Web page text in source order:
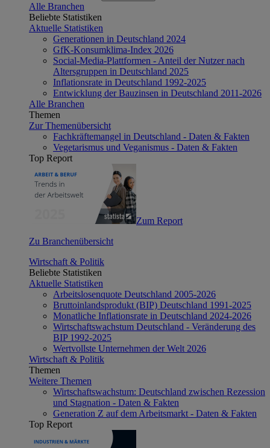
Alle Branchen
Beliebte Statistiken
Aktuelle Statistiken
Generationen in Deutschland 2024
GfK-Konsumklima-Index 2026
Social-Media-Plattformen - Anteil der Nutzer nach
Altersgruppen in Deutschland 2025
Inflationsrate in Deutschland 1992-2025
Entwicklung der Bauzinsen in Deutschland 2011-2026
Alle Branchen
Themen
Zur Themenübersicht
Fachkräftemangel in Deutschland - Daten & Fakten
Vegetarismus und Veganismus - Daten & Fakten
Top Report
Zum Report
Zu Branchenübersicht
Wirtschaft & Politik
Beliebte Statistiken
Aktuelle Statistiken
Arbeitslosenquote Deutschland 2005-2026
Bruttoinlandsprodukt (BIP) Deutschland 1991-2025
Monatliche Inflationsrate in Deutschland 2024-2026
Wirtschaftswachstum Deutschland - Veränderung des
BIP 1992-2025
Wertvollste Unternehmen der Welt 2026
Wirtschaft & Politik
Themen
Weitere Themen
Wirtschaftswachstum: Deutschland zwischen Rezession
und Stagnation - Daten & Fakten
Generation Z auf dem Arbeitsmarkt - Daten & Fakten
Top Report